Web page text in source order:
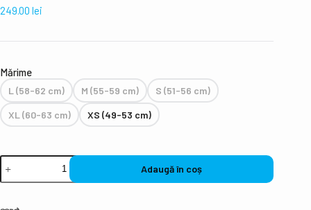
249.00 lei
Mǎrime
L (58-62 cm) M (55-59 cm) S (51-56 cm)
XL (60-63 cm) XS (49-53 cm)
Adaugă în coș